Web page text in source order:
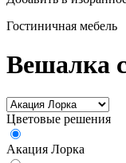
Гостиничная мебель
Вешалка
Цветовые решения
Акация Лорка